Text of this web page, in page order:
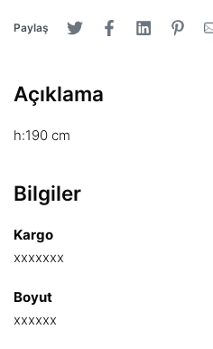
Paylaş
Açıklama
h:190 cm
Bilgiler
Kargo
xxxxxxx
Boyut
xxxxxx